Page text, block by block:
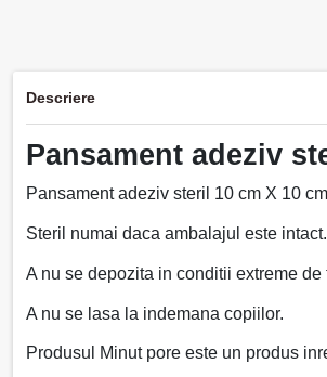
Descriere
Pansament adeziv
Pansament adeziv steril 10 cm X 10
Steril numai daca ambalajul este
A nu se depozita in conditii extreme
A nu se lasa la indemana copiilor.
Produsul Minut pore este un produs